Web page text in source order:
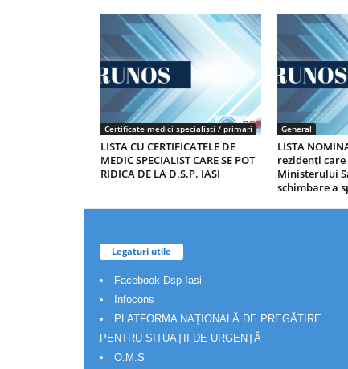
Certificate medici specialiști / primari
LISTA CU CERTIFICATELE DE
MEDIC SPECIALIST CARE SE POT
RIDICA DE LA D.S.P. IASI
General
LISTA
rezidenţi
Ministerului
schimbare a
Legaturi utile
Facebook Dsp Iasi
Infocons
PLATFORMA NAȚIONALĂ DE PREGĂTIRE
PENTRU SITUAȚII DE URGENȚĂ
O.M.S